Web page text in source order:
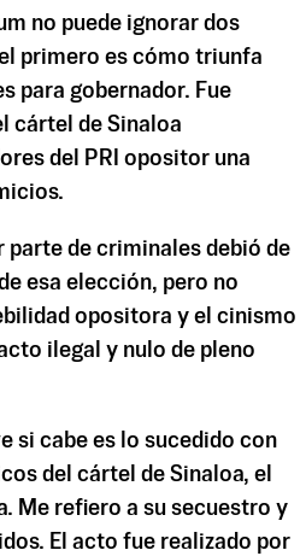
no puede ignorar dos
primero es cómo triunfa
para gobernador. Fue
cártel de Sinaloa
del PRI opositor una
parte de criminales debió de
esa elección, pero no
opositora y el cinismo
ilegal y nulo de pleno
si cabe es lo sucedido con
del cártel de Sinaloa, el
Me refiero a su secuestro y
El acto fue realizado por